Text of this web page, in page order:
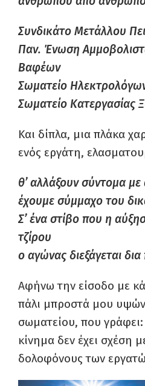
Συνδικάτο Μετάλλου
Παν. Ένωση
Βαφέων
Σωματείο
Σωματείο Κατεργασίας
Και δίπλα, μια πλάκα
ενός εργάτη,
θ’ αλλάξουν σύντομα με
έχουμε σύμμαχο του
Σ’ ένα στίβο που η
τζίρου
ο αγώνας διεξάγεται
Αφήνω την είσοδο με
πάλι μπροστά μου
σωματείου, που γράφει:
κίνημα δεν έχει σχέση
δολοφόνους των